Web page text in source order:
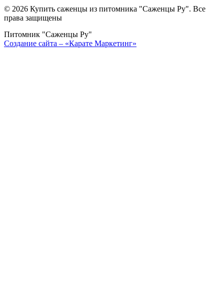
© 2026 Купить саженцы из питомника "Саженцы Ру". Все
права защищены
Питомник "Саженцы Ру"
Создание сайта – «Карате Маркетинг»